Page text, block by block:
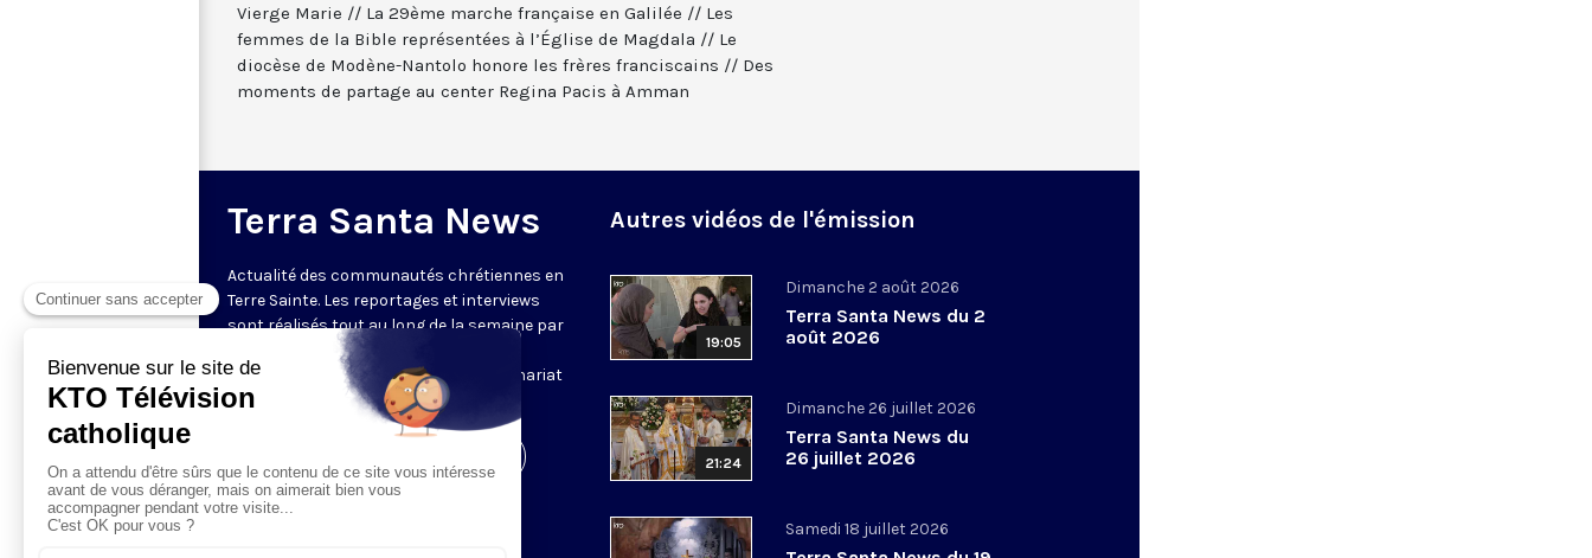
Vierge Marie // La 29ème marche française en Galilée // Les
femmes de la Bible représentées à l’Église de Magdala // Le
diocèse de Modène-Nantolo honore les frères franciscains // Des
moments de partage au center Regina Pacis à Amman
Terra Santa News
Actualité des communautés chrétiennes en
Terre Sainte. Les reportages et interviews
sont réalisés tout au long de la semaine par
le Centre des Médias de la Custodie
Franciscaine de Terre Sainte. En partenariat
avec le Franciscan Media Center.
Autres vidéos de l'émission
19:05
Dimanche 2 août 2026
Terra Santa News du 2
août 2026
21:24
Dimanche 26 juillet 2026
Terra Santa News du
26 juillet 2026
Samedi 18 juillet 2026